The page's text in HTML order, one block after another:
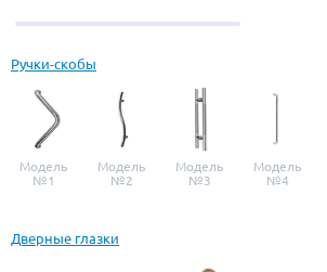
Ручки-скобы
Модель
№1
Модель
№2
Модель
№3
Модель
№4
Дверные глазки